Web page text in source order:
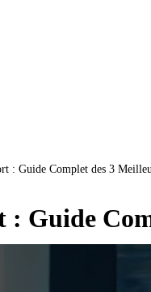
: Guide Complet des 3
Guide